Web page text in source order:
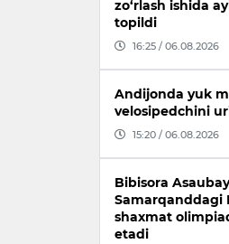
zo‘rlash ishida
topildi
16:25 / 06.08.2026
Andijonda yuk
velosipedchini
15:20 / 06.08.2026
Bibisora
Samarqanddagi
shaxmat
etadi